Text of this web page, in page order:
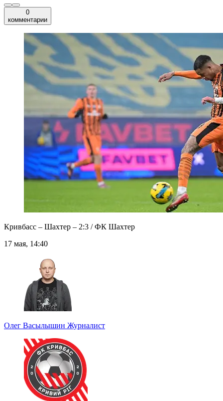
0
комментарии
Кривбасс – Шахтер – 2:3 / ФК Шахтер
17 мая, 14:40
Олег Васылышин Журналист